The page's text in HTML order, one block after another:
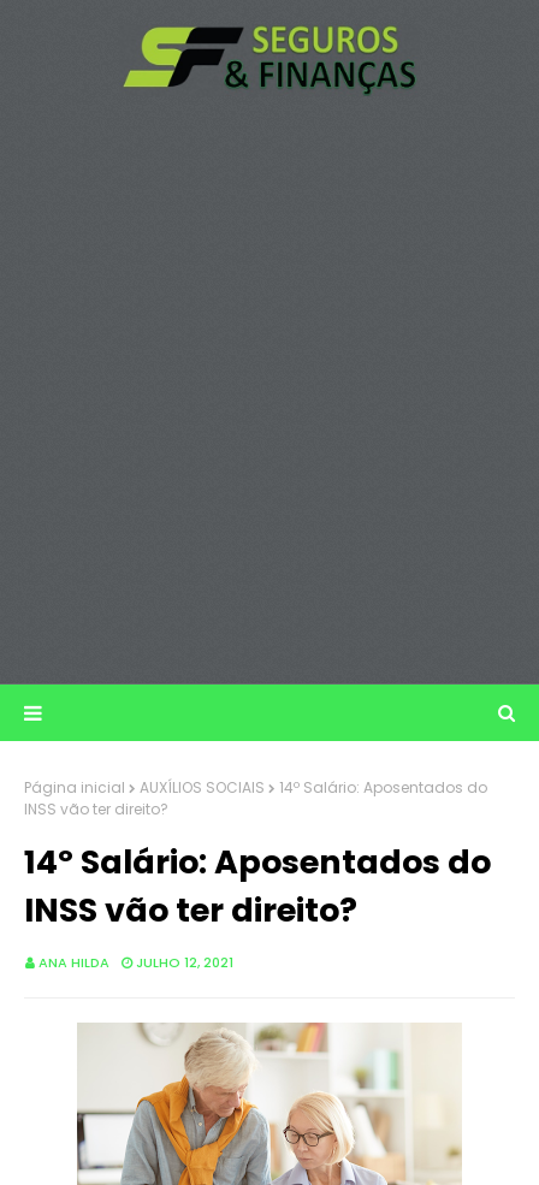
Página inicial AUXÍLIOS SOCIAIS
14º Salário: Aposentados do
INSS vão ter direito?
14º Salário: Aposentados do
INSS vão ter direito?
ANA HILDA JULHO 12, 2021